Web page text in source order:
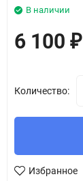
В наличии
6 100 ₽
Количество:
Избранное